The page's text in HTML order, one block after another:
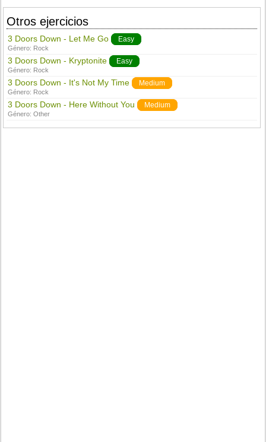
Otros ejercicios
3 Doors Down - Let Me Go Easy
Género: Rock
3 Doors Down - Kryptonite Easy
Género: Rock
3 Doors Down - It's Not My Time Medium
Género: Rock
3 Doors Down - Here Without You Medium
Género:Other